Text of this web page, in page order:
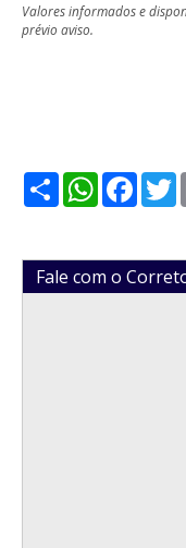
Valores informados e
prévio aviso.
ShareWhatsApp
Fale com o